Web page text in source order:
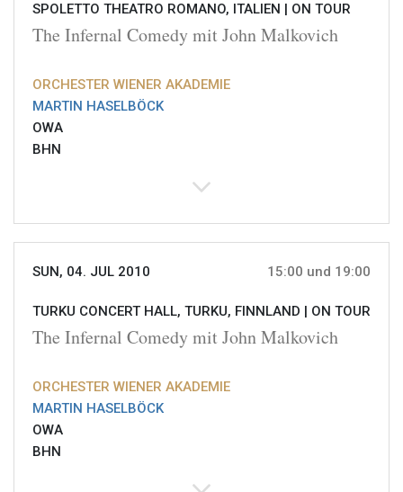
SPOLETTO THEATRO ROMANO, ITALIEN | ON TOUR
The Infernal Comedy mit John Malkovich
ORCHESTER WIENER AKADEMIE
MARTIN HASELBÖCK
OWA
BHN
SUN, 04. JUL 2010 15:00 und 19:00
TURKU CONCERT HALL, TURKU, FINNLAND | ON TOUR
The Infernal Comedy mit John Malkovich
ORCHESTER WIENER AKADEMIE
MARTIN HASELBÖCK
OWA
BHN